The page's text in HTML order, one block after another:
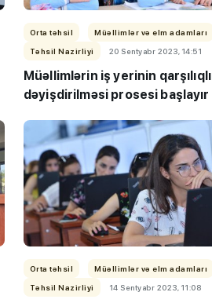
Orta təhsil
Müəllimlər və elm adamları
Təhsil Nazirliyi
20 Sentyabr 2023, 14:51
Müəllimlərin iş yerinin qarşılıqlı
dəyişdirilməsi prosesi başlayır
Orta təhsil
Müəllimlər və elm adamları
Təhsil Nazirliyi
14 Sentyabr 2023, 11:08